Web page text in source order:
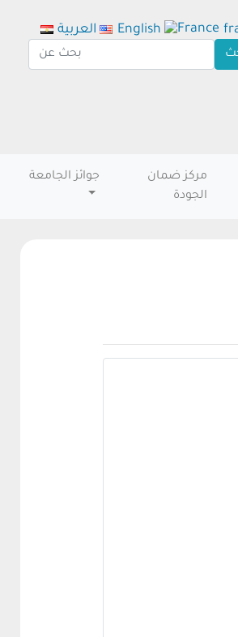
مركز ضمان
الجودة
جوائز الجامعة
العربية English